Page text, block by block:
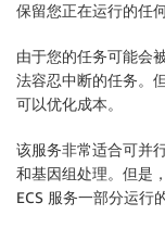
保留您正在运行的任
由于您的任务可能会
法容忍中断的任务。
可以优化成本。
该服务非常适合可并
和基因组处理。但是
ECS 服务一部分运行